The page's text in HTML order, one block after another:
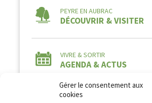
Gérer le consentement aux
cookies
PEYRE EN AUBRAC
DÉCOUVRIR & VISITER
VIVRE & SORTIR
AGENDA & ACTUS